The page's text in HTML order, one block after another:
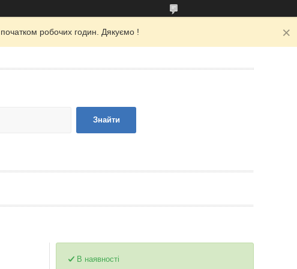
робочих годин. Дякуємо !
Знайти
В наявності